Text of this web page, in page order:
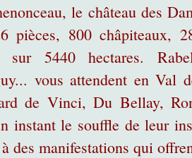
le château des
pièces, 800 châpiteaux,
5440 hectares.
vous attendent en Val
de Vinci, Du Bellay,
instant le souffle de leur
des manifestations qui